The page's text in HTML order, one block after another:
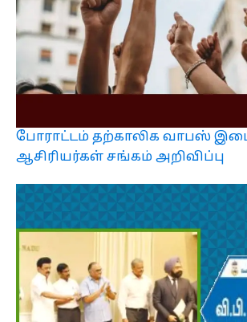
போராட்டம் தற்காலிக வாபஸ்
ஆசிரியர்கள் சங்கம் அறிவிப்பு